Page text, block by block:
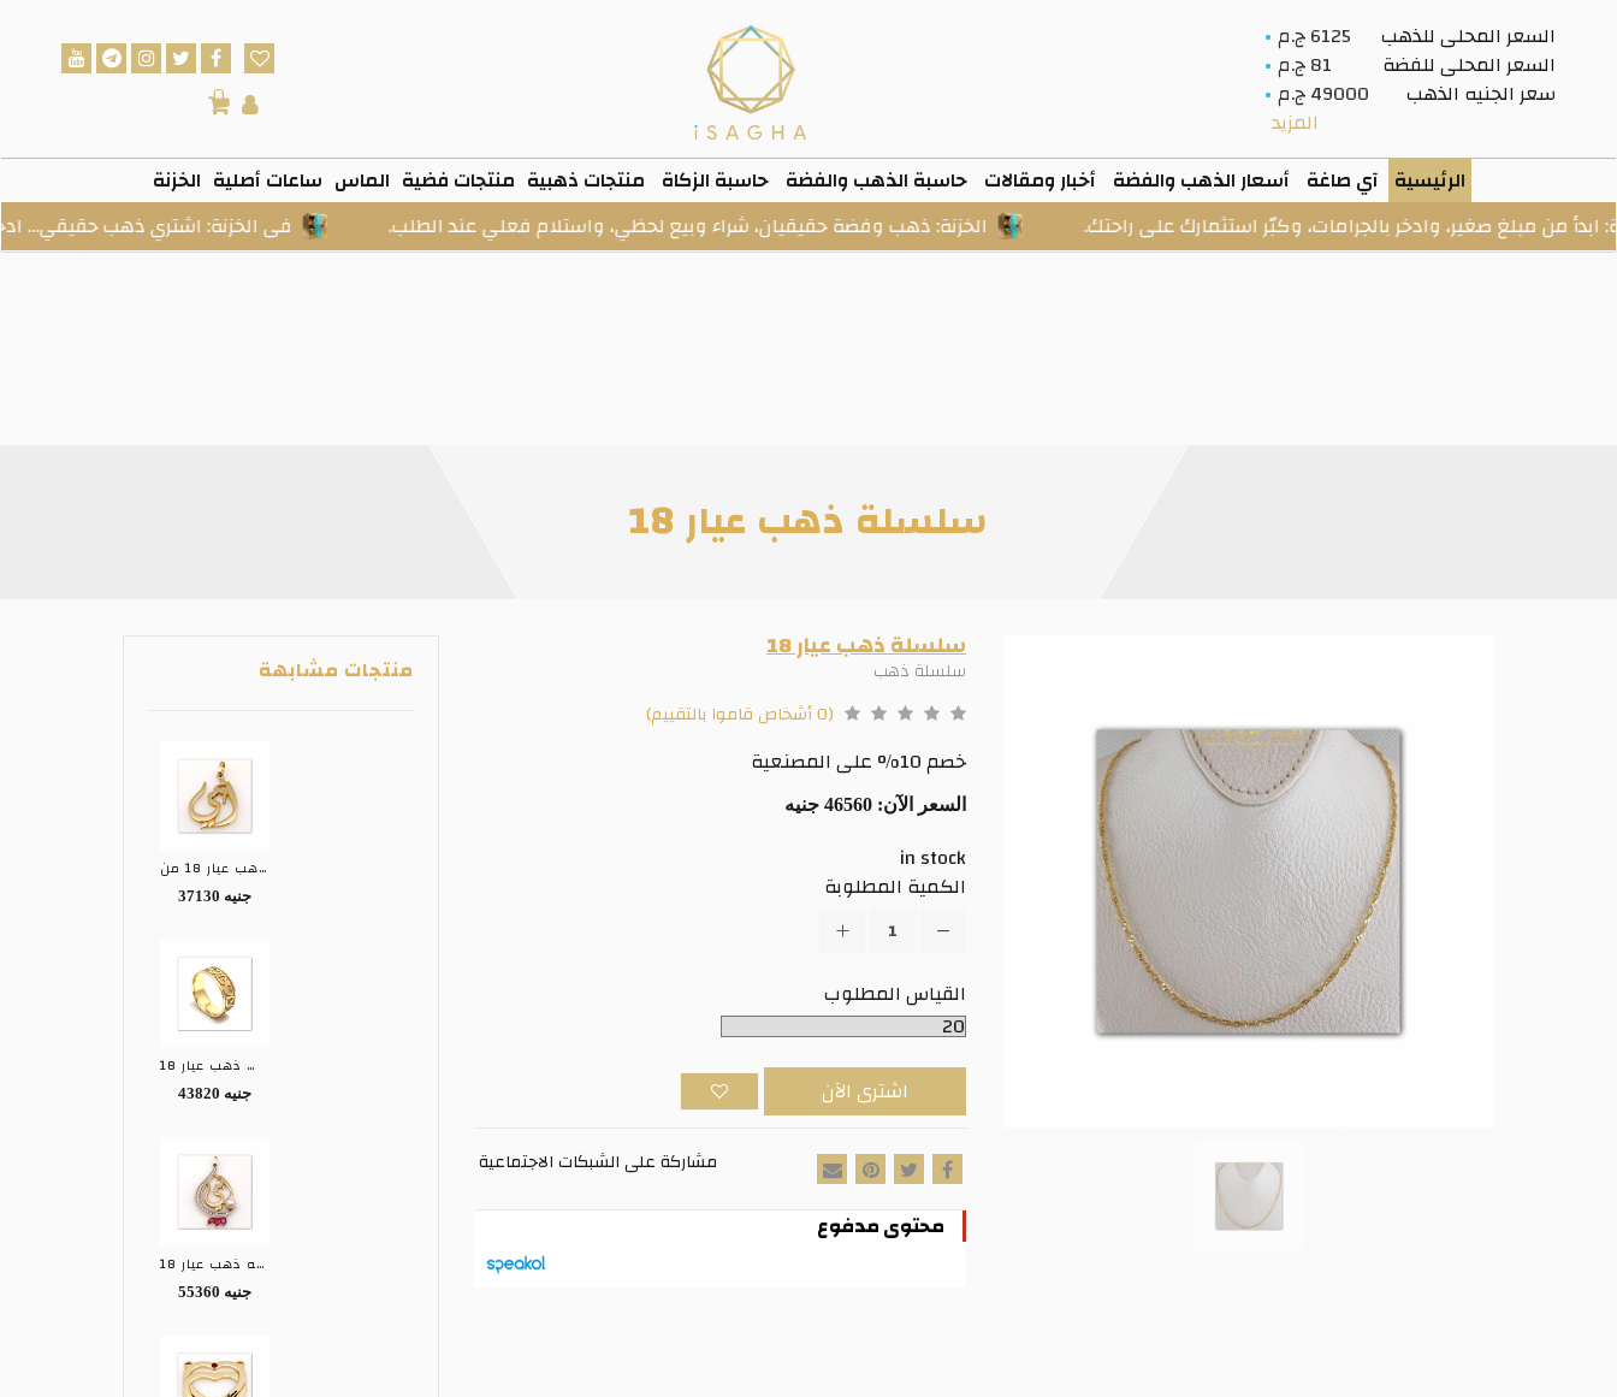
السعر المحلى للذهب
6125 ج.م
السعر المحلى للفضة
81 ج.م
سعر الجنيه الذهب
49000 ج.م
المزيد
0
الرئيسية آي صاغة أسعار الذهب والفضة أخبار ومقالات حاسبة الذهب والفضة حاسبة الزكاة منتجات ذهبية منتجات فضية الماس ساعات أصلية الخزنة
فى الخزنة: اشتري ذهب حقيقي… ادخره
الخزنة: ذهب وفضة حقيقيان، شراء وبيع لحظي، واستلام فعلي عند الطلب. صغير، وادخر بالجرامات، وكبّر استثمارك على راحتك.
سلسلة ذهب عيار 18
سلسلة ذهب عيار 18
سلسلة ذهب
(0 أشخاص قاموا بالتقييم)
خصم 10% على المصنعية
السعر الآن:
in stock
الكمية المطلوبة
القياس المطلوب
اشترى الآن
مشاركة على الشبكات الاجتماعية
محتوى مدفوع
منتجات مشابهة
تعليقه ذهب عيار 18 من GENIUS GOLD
37130 جنيه
دبل زفاف ذهب عيار 18
43820 جنيه
تعليقه ذهب عيار 18
55360 جنيه